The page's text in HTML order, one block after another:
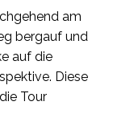
am
bergauf und
auf die
Diese
Tour